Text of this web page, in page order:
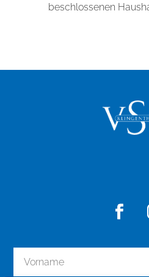
beschlossenen